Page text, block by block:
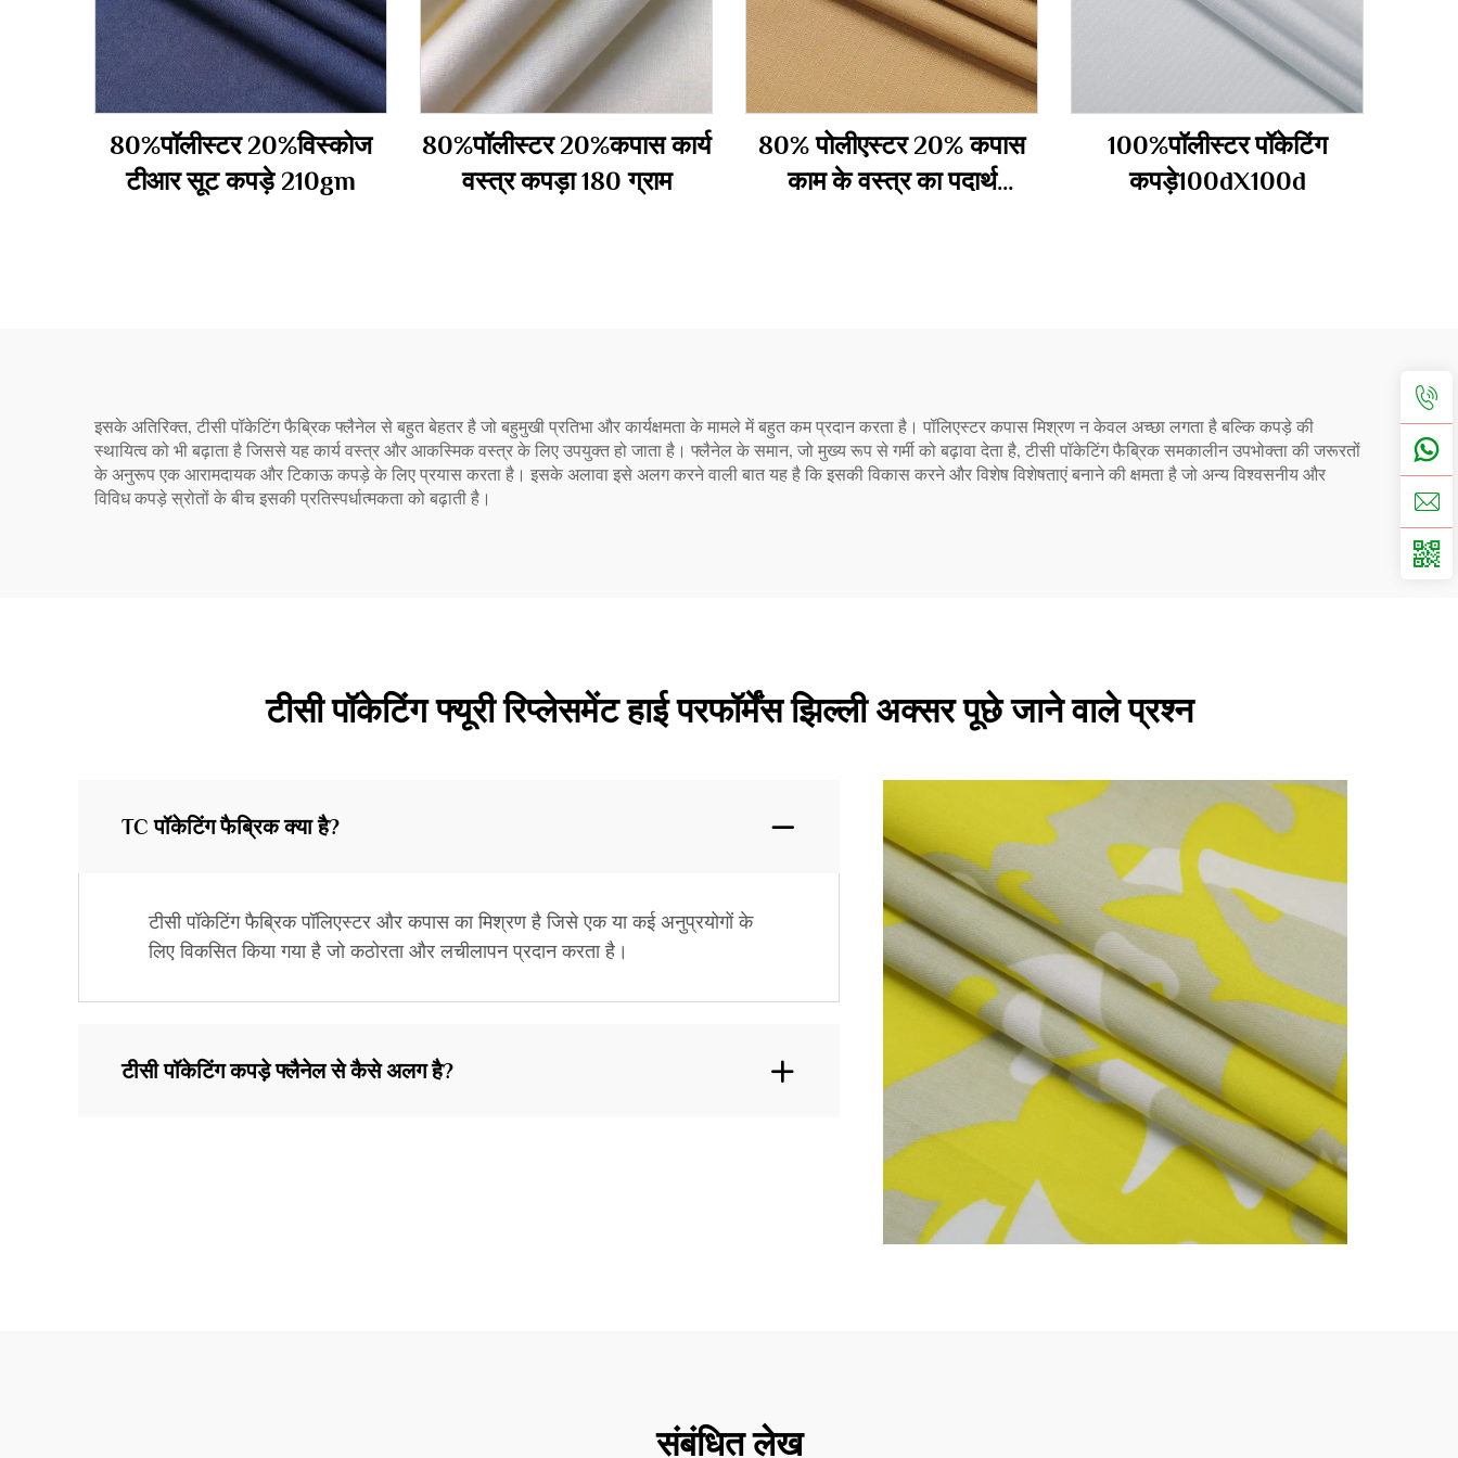
80%पॉलीस्टर 20%विस्कोज
टीआर सूट कपड़े 210gm
80%पॉलीस्टर 20%कपास कार्य
वस्त्र कपड़ा 180 ग्राम
80% पोलीएस्टर 20% कपास
काम के वस्त्र का पदार्थ
100%पॉलीस्टर पॉकेटिंग
कपड़े100dX100d
इसके अतिरिक्त, टीसी पॉकेटिंग फैब्रिक फ्लैनेल से बहुत बेहतर है जो बहुमुखी प्रतिभा और कार्यक्षमता के मामले में बहुत कम प्रदान करता है। पॉलिएस्टर कपास मिश्रण न केवल अच्छा लगता है बल्कि कपड़े की
स्थायित्व को भी बढ़ाता है जिससे यह कार्य वस्त्र और आकस्मिक वस्त्र के लिए उपयुक्त हो जाता है। फ्लैनेल के समान, जो मुख्य रूप से गर्मी को बढ़ावा देता है, टीसी पॉकेटिंग फैब्रिक समकालीन उपभोक्ता की जरूरतों
के अनुरूप एक आरामदायक और टिकाऊ कपड़े के लिए प्रयास करता है। इसके अलावा इसे अलग करने वाली बात यह है कि इसकी विकास करने और विशेष विशेषताएं बनाने की क्षमता है जो अन्य विश्वसनीय और
विविध कपड़े स्रोतों के बीच इसकी प्रतिस्पर्धात्मकता को बढ़ाती है।
टीसी पॉकेटिंग फ्यूरी रिप्लेसमेंट हाई परफॉर्मेंस झिल्ली अक्सर पूछे जाने वाले प्रश्न
TC पॉकेटिंग फैब्रिक क्या है?
टीसी पॉकेटिंग फैब्रिक पॉलिएस्टर और कपास का मिश्रण है जिसे एक या कई अनुप्रयोगों के
लिए विकसित किया गया है जो कठोरता और लचीलापन प्रदान करता है।
टीसी पॉकेटिंग कपड़े फ्लैनेल से कैसे अलग है?
संबंधित लेख